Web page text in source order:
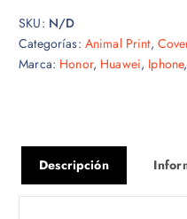
SKU: N/D
Categorías: Animal Print,
Marca: Honor, Huawei, Iphone
Descripción